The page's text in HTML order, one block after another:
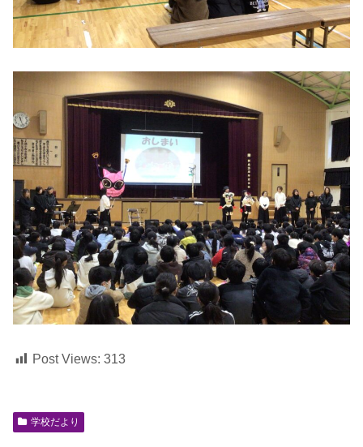
Post Views: 313
学校だより